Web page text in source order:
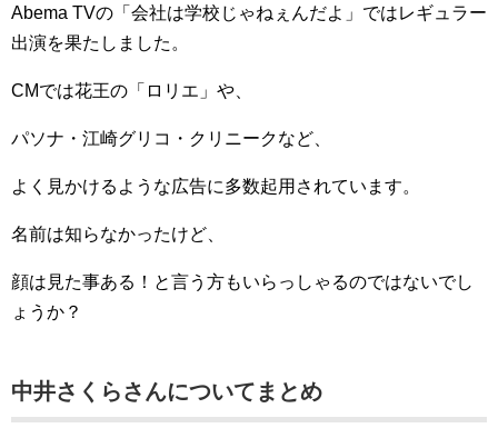
Abema TVの「会社は学校じゃねぇんだよ」ではレギュラー
出演を果たしました。
CMでは花王の「ロリエ」や、
パソナ・江崎グリコ・クリニークなど、
よく見かけるような広告に多数起用されています。
名前は知らなかったけど、
顔は見た事ある！と言う方もいらっしゃるのではないでし
ょうか？
中井さくらさんについてまとめ